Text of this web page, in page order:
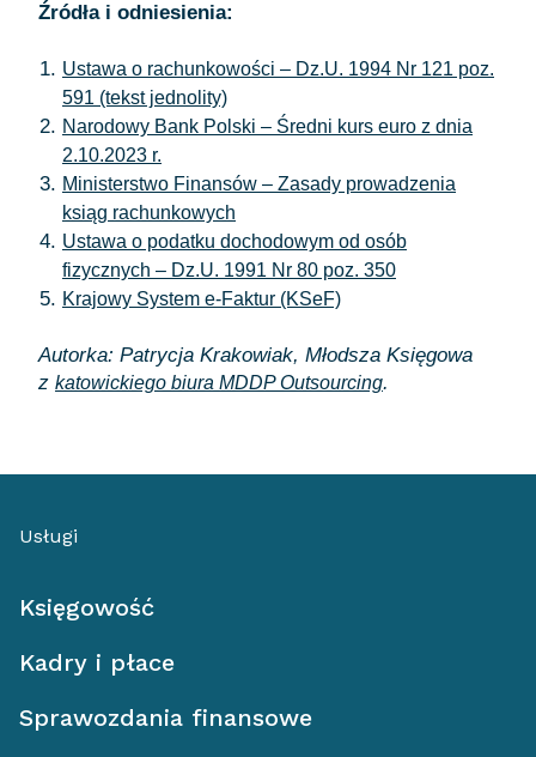
Źródła i odniesienia:
Ustawa o rachunkowości – Dz.U. 1994 Nr 121 poz.
591 (tekst jednolity)
Narodowy Bank Polski – Średni kurs euro z dnia
2.10.2023 r.
Ministerstwo Finansów – Zasady prowadzenia
ksiąg rachunkowych
Ustawa o podatku dochodowym od osób
fizycznych – Dz.U. 1991 Nr 80 poz. 350
Krajowy System e-Faktur (KSeF)
Autorka: Patrycja Krakowiak, Młodsza Księgowa
z katowickiego biura MDDP Outsourcing.
Usługi
Księgowość
Kadry i płace
Sprawozdania finansowe